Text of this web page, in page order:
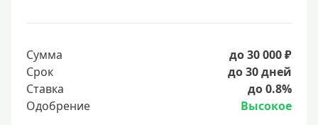
Сумма
до 30 000 ₽
Срок
до 30 дней
Ставка
до 0.8%
Одобрение
Высокое